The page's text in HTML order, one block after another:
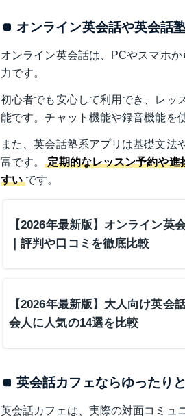
オンライン英会話や英会話
オンライン英会話は、PCやスマホか
力です。
初心者でも安心して利用でき、レッ
能です。チャット機能や録音機能を
また、英会話塾系アプリは基礎文法
富です。 定期的なレッスン予約や進
すい です。
【2026年最新版】オンライン英
｜評判や口コミを徹底比較
【2026年最新版】大人向け英会
会人に人気の14選を比較
英会話カフェならゆったり
英会話カフェは、実際の対面コミュ